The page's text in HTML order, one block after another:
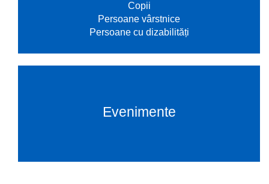
Copii
Persoane vârstnice
Persoane cu dizabilități
Evenimente